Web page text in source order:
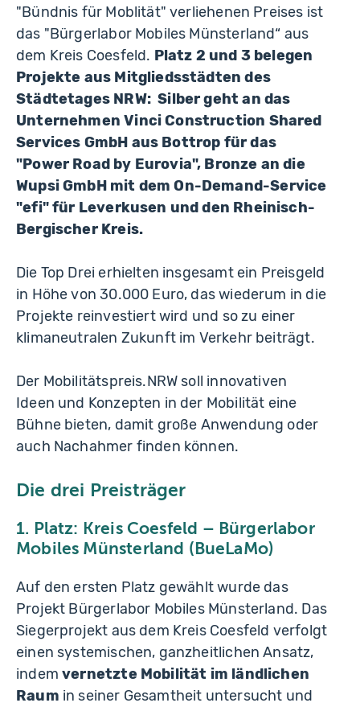
"Bündnis für Moblität" verliehenen Preises ist
das "Bürgerlabor Mobiles Münsterland“ aus
dem Kreis Coesfeld. Platz 2 und 3 belegen
Projekte aus Mitgliedsstädten des
Städtetages NRW: Silber geht an das
Unternehmen Vinci Construction Shared
Services GmbH aus Bottrop für das
"Power Road by Eurovia", Bronze an die
Wupsi GmbH mit dem On-Demand-Service
"efi" für Leverkusen und den Rheinisch-
Bergischer Kreis.
Die Top Drei erhielten insgesamt ein Preisgeld
in Höhe von 30.000 Euro, das wiederum in die
Projekte reinvestiert wird und so zu einer
klimaneutralen Zukunft im Verkehr beiträgt.
Der Mobilitätspreis.NRW soll innovativen
Ideen und Konzepten in der Mobilität eine
Bühne bieten, damit große Anwendung oder
auch Nachahmer finden können.
Die drei Preisträger
1. Platz: Kreis Coesfeld – Bürgerlabor
Mobiles Münsterland (BueLaMo)
Auf den ersten Platz gewählt wurde das
Projekt Bürgerlabor Mobiles Münsterland. Das
Siegerprojekt aus dem Kreis Coesfeld verfolgt
einen systemischen, ganzheitlichen Ansatz,
indemvernetzte Mobilität im ländlichen
Raum in seiner Gesamtheit untersucht und